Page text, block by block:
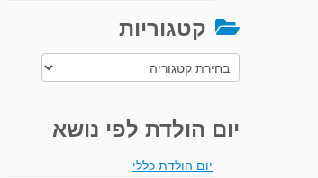
קטגוריות
קטגוריות
יום הולדת לפי נושא
יום הולדת כללי